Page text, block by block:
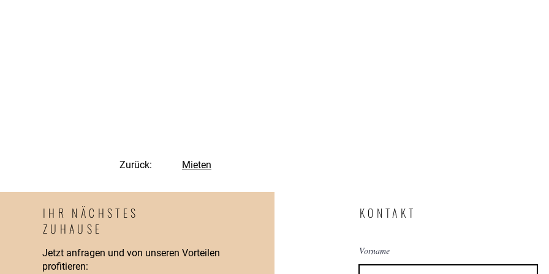
Zurück: Mieten
IHR NÄCHSTES
ZUHAUSE
Jetzt anfragen und von unseren Vorteilen
profitieren:
KONTAKT
Vorname